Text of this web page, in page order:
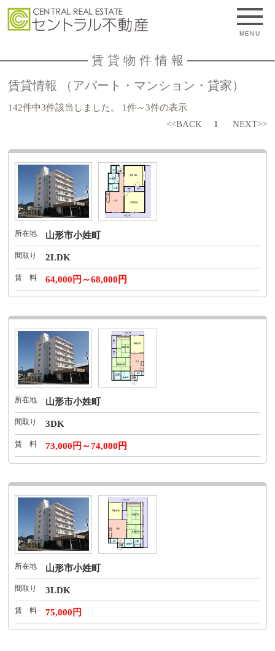
MENU
賃貸物件情報
賃貸情報 （アパート・マンション・貸家）
142件中3件該当しました。 1件～3件の表示
<<BACK 1 NEXT>>
所在地 山形市小姓町
間取り 2LDK
賃 料 64,000円～68,000円
所在地 山形市小姓町
間取り 3DK
賃 料 73,000円～74,000円
所在地 山形市小姓町
間取り 3LDK
賃 料 75,000円